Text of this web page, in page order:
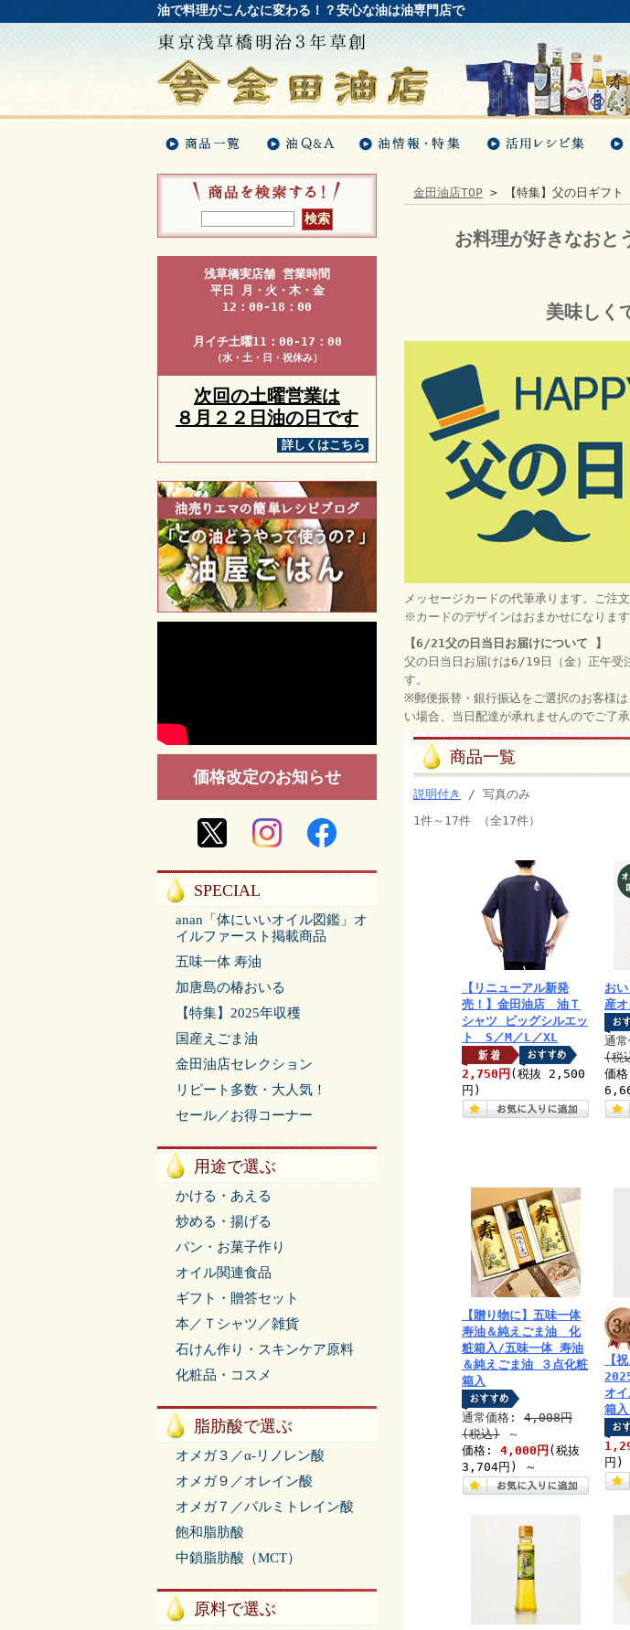
油で料理がこんなに変わる！？安心な油は油専門店で
浅草橋実店舗 営業時間
平日 月・火・木・金
12：00-18：00
月イチ土曜11：00-17：00
（水・土・日・祝休み）
次回の土曜営業は
８月２２日油の日です
詳しくはこちら
価格改定のお知らせ
SPECIAL
anan「体にいいオイル図鑑」オ
イルファースト掲載商品
五味一体 寿油
加唐島の椿おいる
【特集】2025年収穫
国産えごま油
金田油店セレクション
リピート多数・大人気！
セール／お得コーナー
用途で選ぶ
かける・あえる
炒める・揚げる
パン・お菓子作り
オイル関連食品
ギフト・贈答セット
本／Ｔシャツ／雑貨
石けん作り・スキンケア原料
化粧品・コスメ
脂肪酸で選ぶ
オメガ３／α-リノレン酸
オメガ９／オレイン酸
オメガ７／パルミトレイン酸
飽和脂肪酸
中鎖脂肪酸（MCT）
原料で選ぶ
金田油店TOP > 【特集】父の日ギフト
お料理が好きなおと
美味しく
メッセージカードの代筆承ります。ご注
※カードのデザインはおまかせになります
【6/21父の日当日お届けについて 】
父の日当日お届けは6/19日（金）正午受
す。
※郵便振替・銀行振込をご選択のお客様
い場合、当日配達が承れませんのでご了
商品一覧
説明付き
/ 写真のみ
1件～17件 （全17件）
【リニューアル新発
売！】金田油店 油Ｔ
シャツ ビッグシルエッ
ト S／M／L／XL
2,750円 (税抜 2,500
円)
お
産
通
(税
価
【贈り物に】五味一体
寿油＆純えごま油 化
粧箱入/五味一体 寿油
＆純えごま油 ３点化粧
箱入
通常価格: 4,008円
(税込)
～
価格: 4,000円 (税抜
3,704円)
～
【
オ
箱入
円)